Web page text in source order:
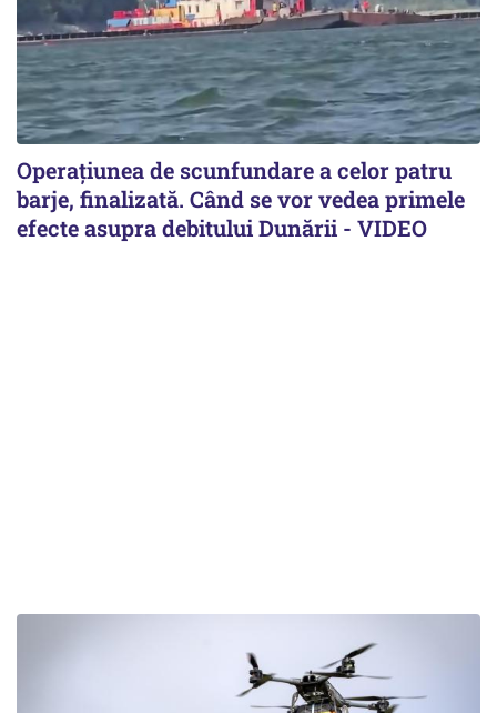
Operațiunea de scunfundare a celor patru
barje, finalizată. Când se vor vedea primele
efecte asupra debitului Dunării - VIDEO